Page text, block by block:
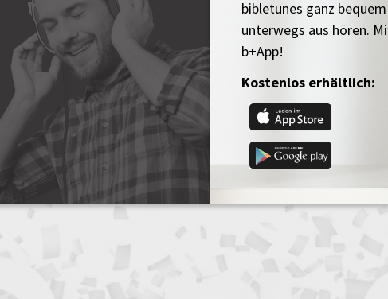
bibletunes ganz
unterwegs aus hören.
b+App!
Kostenlos erhältlich: